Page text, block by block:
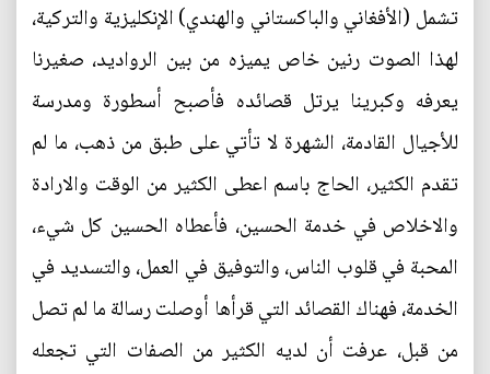
تشمل (الأفغاني والباكستاني والهندي) الإنكليزية والتركية،
لهذا الصوت رنين خاص يميزه من بين الرواديد، صغيرنا
يعرفه وكبرينا يرتل قصائده فأصبح أسطورة ومدرسة
للأجيال القادمة، الشهرة لا تأتي على طبق من ذهب، ما لم
تقدم الكثير، الحاج باسم اعطى الكثير من الوقت والارادة
والاخلاص في خدمة الحسين، فأعطاه الحسين كل شيء،
المحبة في قلوب الناس، والتوفيق في العمل، والتسديد في
الخدمة، فهناك القصائد التي قرأها أوصلت رسالة ما لم تصل
من قبل، عرفت أن لديه الكثير من الصفات التي تجعله